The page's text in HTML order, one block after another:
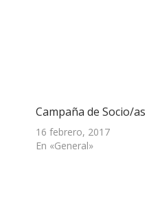
Campaña de Socio/
16 febrero, 2017
En «General»